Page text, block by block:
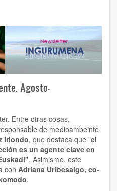
Agosto-
Entre otras cosas,
de medioambeinte
Iriondo, que destaca que "el
es un agente clave en
. Asimismo, este
con Adriana Uribesalgo, co-
.